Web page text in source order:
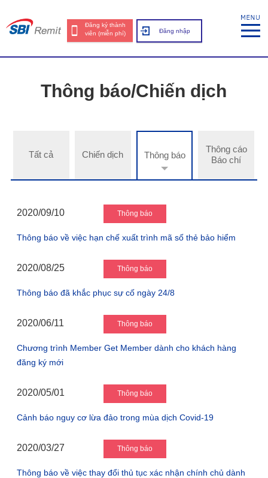
Đăng ký thành
viên (miễn phí)
Đăng nhập
Thông báo/Chiến dịch
Tất cả Chiến dịch Thông báo
Thông cáo
Báo chí
2020/09/10 Thông báo
Thông báo về việc hạn chế xuất trình mã số thẻ bảo hiểm
2020/08/25 Thông báo
Thông báo đã khắc phục sự cố ngày 24/8
2020/06/11 Thông báo
Chương trình Member Get Member dành cho khách hàng
đăng ký mới
2020/05/01 Thông báo
Cảnh báo nguy cơ lừa đảo trong mùa dịch Covid-19
2020/03/27 Thông báo
Thông báo về việc thay đổi thủ tục xác nhận chính chủ dành